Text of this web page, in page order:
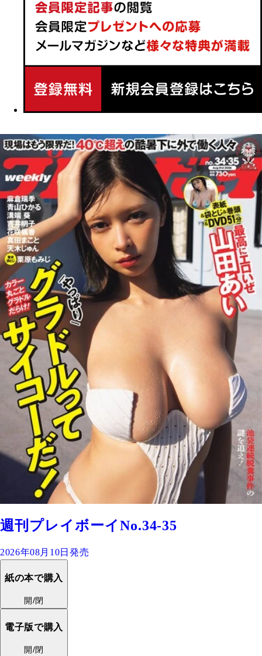
週刊プレイボーイNo.34-35
2026年08月10日発売
紙の本で購入
開/閉
電子版で購入
開/閉